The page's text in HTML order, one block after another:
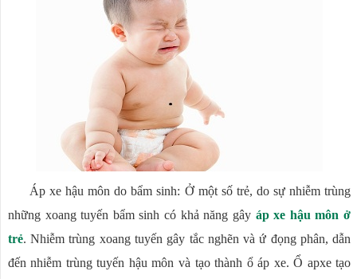
Áp xe hậu môn do bẩm sinh: Ở một số trẻ, do sự nhiễm trùng
những xoang tuyến bẩm sinh có khả năng gây áp xe hậu môn ở
trẻ. Nhiễm trùng xoang tuyến gây tắc nghẽn và ứ đọng phân, dẫn
đến nhiễm trùng tuyến hậu môn và tạo thành ổ áp xe. Ổ apxe tạo